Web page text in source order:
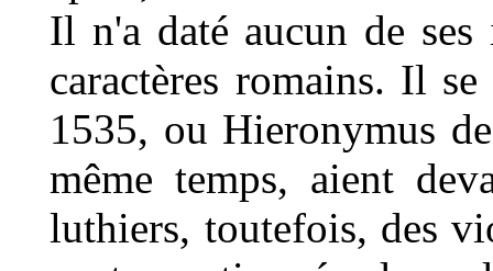
Il n'a daté aucun de ses
caractères romains. Il
1535, ou Hieronymus
même temps, aient
luthiers, toutefois, des